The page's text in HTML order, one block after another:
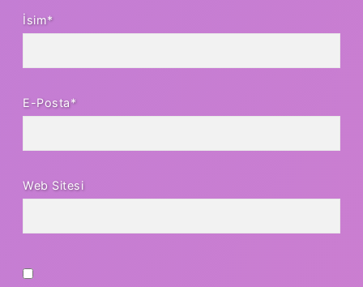
İsim*
E-Posta*
Web Sitesi